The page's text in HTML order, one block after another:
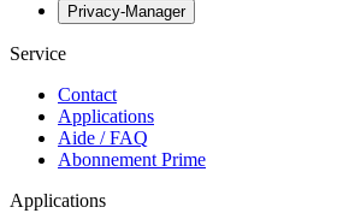
Privacy-Manager
Service
Contact
Applications
Aide / FAQ
Abonnement Prime
Applications